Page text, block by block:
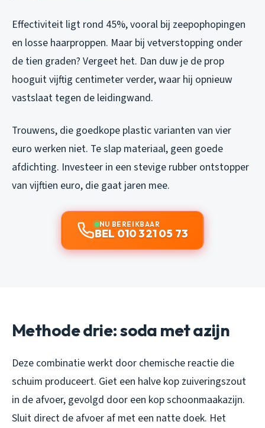
Effectiviteit ligt rond 45%, vooral bij zeepophopingen
en losse haarproppen. Maar bij vetverstopping onder
de tien graden? Vergeet het. Dan duw je de prop
hooguit vijftig centimeter verder, waar hij opnieuw
vastslaat tegen de leidingwand.
Trouwens, die goedkope plastic varianten van vier
euro werken niet. Te slap materiaal, geen goede
afdichting. Investeer in een stevige rubber ontstopper
van vijftien euro, die gaat jaren mee.
NU BEREIKBAAR
BEL 010 321 05 73
Methode drie: soda met azijn
Deze combinatie werkt door chemische reactie die
schuim produceert. Giet een halve kop zuiveringszout
in de afvoer, gevolgd door een kop schoonmaakazijn.
Sluit direct de afvoer af met een natte doek. Het